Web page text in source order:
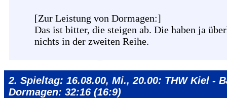
[Zur Leistung von Dormagen:]
Das ist bitter, die steigen ab. Die haben ja
nichts in der zweiten Reihe.
2. Spieltag: 16.08.00, Mi., 20.00: THW Kiel -
Dormagen: 32:16 (16:9)